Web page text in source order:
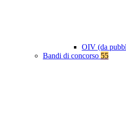
OIV (da
Bandi di concorso 55